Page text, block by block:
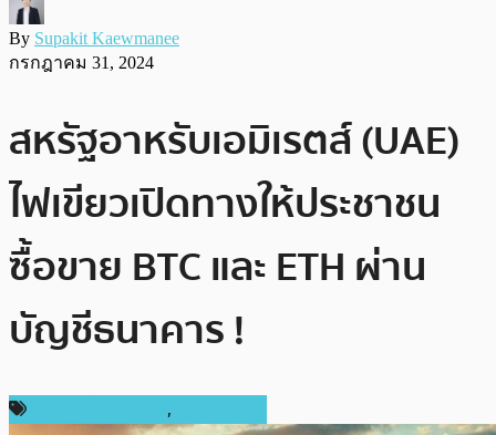
By Supakit Kaewmanee
กรกฎาคม 31, 2024
สหรัฐอาหรับเอมิเรตส์ (UAE)
ไฟเขียวเปิดทางให้ประชาชน
ซื้อขาย BTC และ ETH ผ่าน
บัญชีธนาคาร !
,